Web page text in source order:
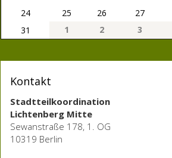
24
25 26 27
31
1 2 3
Kontakt
Stadtteilkoordination
Lichtenberg Mitte
Sewanstraße 178, 1. OG
10319 Berlin